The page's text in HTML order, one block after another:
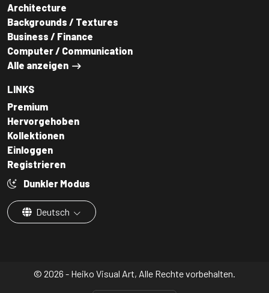
Architecture
Backgrounds / Textures
Business / Finance
Computer / Communication
Alle anzeigen
LINKS
Premium
Hervorgehoben
Kollektionen
Einloggen
Registrieren
Dunkler Modus
Deutsch
© 2026 - Heiko Visual Art, Alle Rechte vorbehalten.